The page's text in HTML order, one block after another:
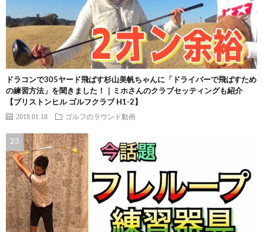
ドラコンで305ヤード飛ばす杉山美帆ちゃんに「ドライバーで飛ばすため
の練習方法」を聞きました！｜ミホさんのクラブセッティングも紹介
【ブリストンヒル ゴルフクラブ H1-2】
2018.01.18 ゴルフのラウンド動画